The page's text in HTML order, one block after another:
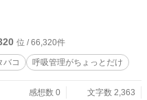
位 / 66,320件
バコ 呼吸管理がちょっとだけ
感想数 0
文字数 2,363